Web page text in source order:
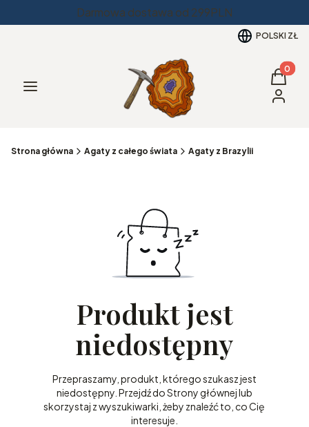
Darmowa dostawa od 299PLN
POLSKI ZŁ
Menu
Koszyk
Strona główna Agaty z całego świata Agaty z Brazylii
Produkt jest
niedostępny
Przepraszamy, produkt, którego szukasz jest
niedostępny. Przejdź do Strony głównej lub
skorzystaj z wyszukiwarki, żeby znaleźć to, co Cię
interesuje.